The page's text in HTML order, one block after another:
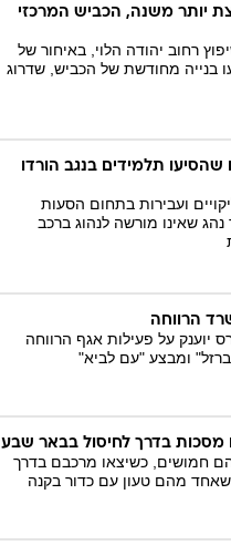
יותר משנה, הכביש המרכזי
רחוב יהודה הלוי, באיחור של
בנייה מחודשת של הכביש, שדרוג
מהותיים": 13 אוטובוסים שהסיעו תלמידים בנגב הורדו
ועבירות בתחום הסעות
שאינו מורשה לנהוג ברכב
הרווחה
יוענק על פעילות אגף הרווחה
ומבצע "עם לביא"
בדרך לחיסול בבאר שבע
לחייהם נעצרו כשהם חמושים, כשיצאו מרכבם בדרך
שאחד מהם טעון עם כדור בקנה